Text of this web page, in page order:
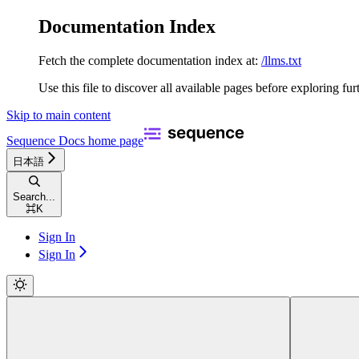
Documentation Index
Fetch the complete documentation index at: /llms.txt
Use this file to discover all available pages before exploring
Skip to main content
Sequence Docs home page
日本語
Search...
⌘K
Sign In
Sign In